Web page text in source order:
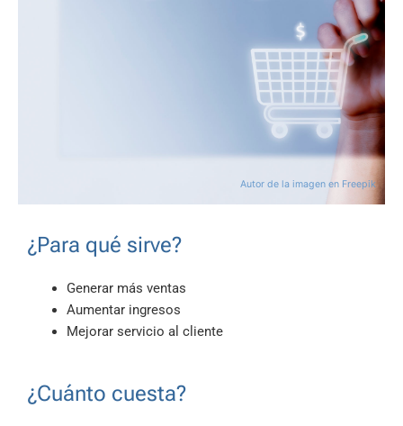
Autor de la imagen en Freepik
¿Para qué sirve?
Generar más ventas
Aumentar ingresos
Mejorar servicio al cliente
¿Cuánto cuesta?